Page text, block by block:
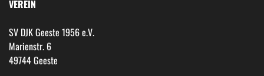
VEREIN
SV DJK Geeste 1956 e.V.
Marienstr. 6
49744 Geeste